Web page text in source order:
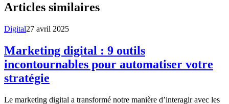
Articles similaires
Digital27 avril 2025
Marketing digital : 9 outils
incontournables pour automatiser votre
stratégie
Le marketing digital a transformé notre manière d’interagir avec les